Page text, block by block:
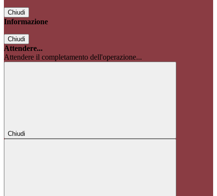
Chiudi
Informazione
Chiudi
Attendere...
Attendere il completamento dell'operazione...
Chiudi